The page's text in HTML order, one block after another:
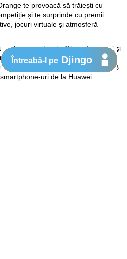
te provoacă să trăiești cu
și te surprinde cu premii
jocuri virtuale și atmosferă
de pronosticuri - Ghicește scorul și
pot face proprietarul unei mașini
numeroase premii valoroase: MB
uri de la Huawei
Întreabă-l pe Djingo